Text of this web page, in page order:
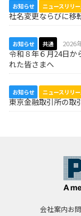
お知らせ ニュースリリ
社名変更ならびに移
お知らせ 共通 2026
令和８年６月24日か
れた皆さまへ
お知らせ ニュースリリ
東京金融取引所の取
会社案内お